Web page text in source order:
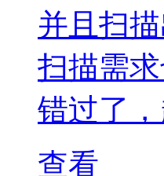
并且扫
扫描需
错过了
查看